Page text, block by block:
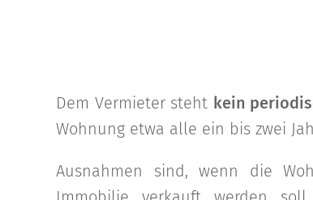
Dem Vermieter steht kein
Wohnung etwa alle ein bis zwei
Ausnahmen sind, wenn die